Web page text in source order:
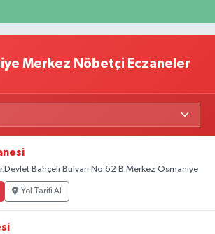
Merkez Nöbetçi Eczaneler
Bahçeli Bulvarı No:62 B Merkez Osmaniye
Yol Tarifi Al